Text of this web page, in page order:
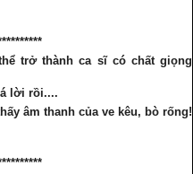
trở thành ca sĩ có chất giọng
lời rồi....
âm thanh của ve kêu, bò rống!